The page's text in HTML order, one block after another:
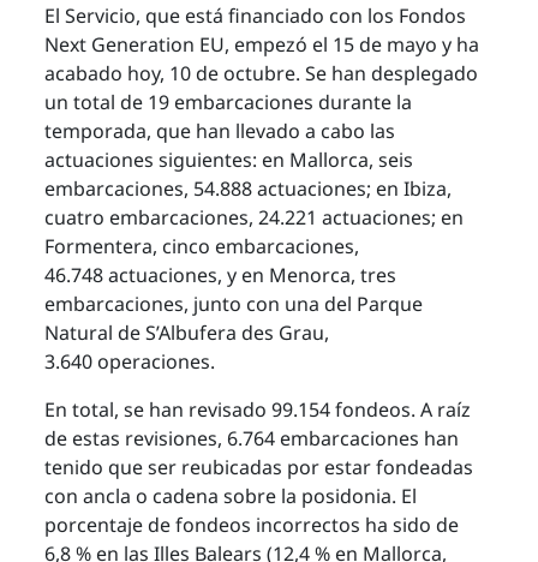
El Servicio, que está financiado con los Fondos
Next Generation EU, empezó el 15 de mayo y ha
acabado hoy, 10 de octubre. Se han desplegado
un total de 19 embarcaciones durante la
temporada, que han llevado a cabo las
actuaciones siguientes: en Mallorca, seis
embarcaciones, 54.888 actuaciones; en Ibiza,
cuatro embarcaciones, 24.221 actuaciones; en
Formentera, cinco embarcaciones,
46.748 actuaciones, y en Menorca, tres
embarcaciones, junto con una del Parque
Natural de S’Albufera des Grau,
3.640 operaciones.
En total, se han revisado 99.154 fondeos. A raíz
de estas revisiones, 6.764 embarcaciones han
tenido que ser reubicadas por estar fondeadas
con ancla o cadena sobre la posidonia. El
porcentaje de fondeos incorrectos ha sido de
6,8 % en las Illes Balears (12,4 % en Mallorca,